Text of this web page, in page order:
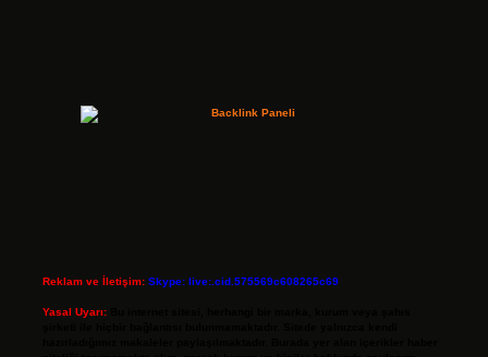
Reklam ve İletişim: Skype: live:.cid.575569c608265c69
Yasal Uyarı: